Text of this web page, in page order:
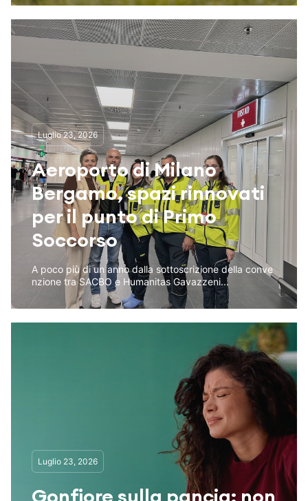
Luglio 23, 2026
Aeroporto di Milano
Bergamo, spazi rinnovati
per il punto di Primo
Soccorso
A poco più di un anno dalla sottoscrizione della conve
nzione tra SACBO e Humanitas Gavazzeni...
Luglio 23, 2026
Gonfiore sulla pancia: non